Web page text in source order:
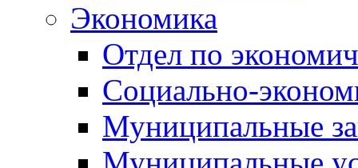
Экономика
Отдел по
Социально-
Муниципальные